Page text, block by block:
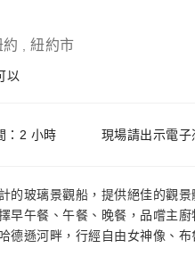
約 紐約市
以
：2 小時 現場請出示電子
的玻璃景觀船，提供絕佳的觀
早午餐、午餐、晚餐，品嚐主廚
德遜河畔，行經自由女神像、